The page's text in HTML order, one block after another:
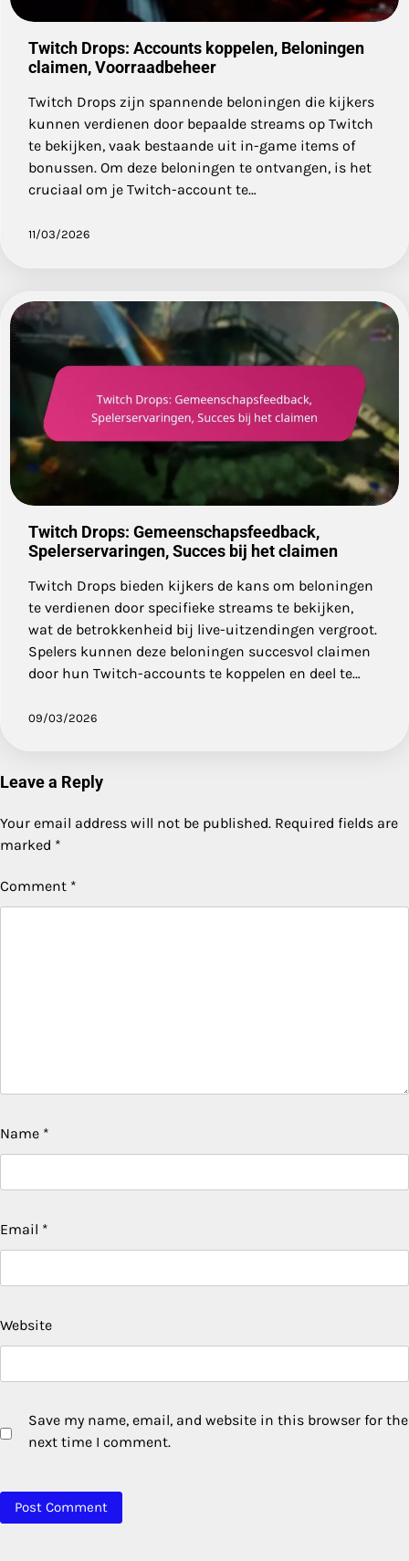
Twitch Drops: Accounts koppelen, Beloningen
claimen, Voorraadbeheer
Twitch Drops zijn spannende beloningen die kijkers
kunnen verdienen door bepaalde streams op Twitch
te bekijken, vaak bestaande uit in-game items of
bonussen. Om deze beloningen te ontvangen, is het
cruciaal om je Twitch-account te…
11/03/2026
Twitch Drops: Gemeenschapsfeedback,
Spelerservaringen, Succes bij het claimen
Twitch Drops bieden kijkers de kans om beloningen
te verdienen door specifieke streams te bekijken,
wat de betrokkenheid bij live-uitzendingen vergroot.
Spelers kunnen deze beloningen succesvol claimen
door hun Twitch-accounts te koppelen en deel te…
09/03/2026
Leave a Reply
Your email address will not be published. Required fields are
marked *
Comment *
Name *
Email *
Website
Save my name, email, and website in this browser for the
next time I comment.